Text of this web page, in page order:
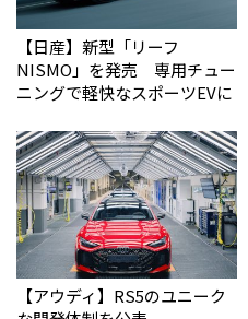
【日産】新型「リーフ
NISMO」を発売 専用チュー
ニングで軽快なスポーツEVに
【アウディ】RS5のユニーク